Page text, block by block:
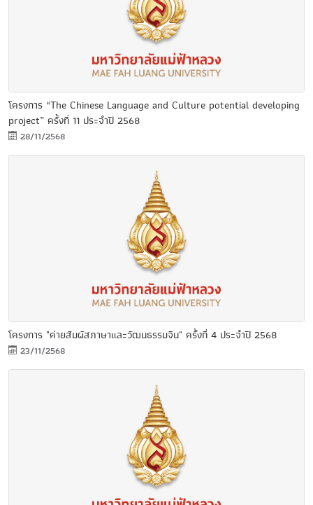
โครงการ “The Chinese Language and Culture potential developing
project” ครั้งที่ 11 ประจำปี 2568
28/11/2568
โครงการ "ค่ายสัมผัสภาษาและวัฒนธรรมจีน" ครั้งที่ 4 ประจำปี 2568
23/11/2568